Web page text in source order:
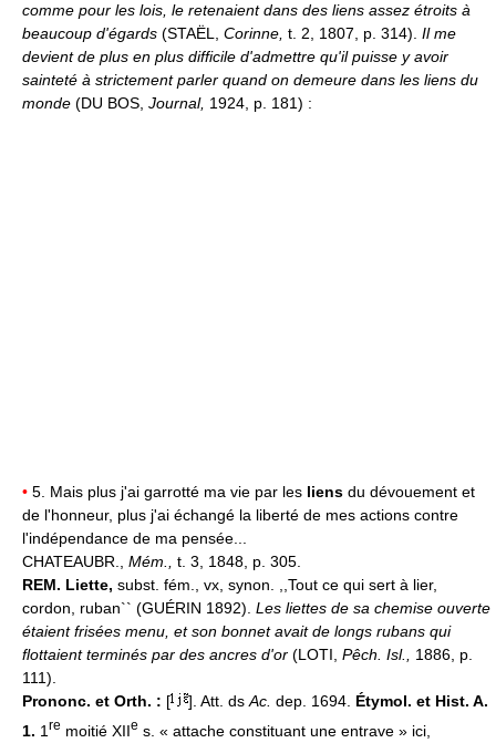
comme pour les lois, le retenaient dans des liens assez étroits à
beaucoup d'égards (STAËL, Corinne, t. 2, 1807, p. 314). Il me
devient de plus en plus difficile d'admettre qu'il puisse y avoir
sainteté à strictement parler quand on demeure dans les liens du
monde (DU BOS, Journal, 1924, p. 181) :
• 5. Mais plus j'ai garrotté ma vie par les liens du dévouement et
de l'honneur, plus j'ai échangé la liberté de mes actions contre
l'indépendance de ma pensée...
CHATEAUBR., Mém., t. 3, 1848, p. 305.
REM. Liette, subst. fém., vx, synon. ,,Tout ce qui sert à lier,
cordon, ruban`` (GUÉRIN 1892). Les liettes de sa chemise ouverte
étaient frisées menu, et son bonnet avait de longs rubans qui
flottaient terminés par des ancres d'or (LOTI, Pêch. Isl., 1886, p.
111).
Prononc. et Orth. : [ ]. Att. dsAc. dep. 1694. Étymol. et Hist. A.
1. 1 re moitié XIIe s. « attache constituant une entrave » ici,